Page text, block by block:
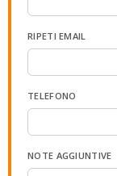
RIPETI EMAIL
TELEFONO
NOTE AGGIUNTIVE